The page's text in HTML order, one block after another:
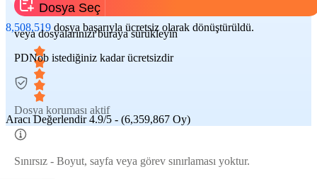
Dosya Seç
veya dosyalarınızı buraya sürükleyin
PDNob istediğiniz kadar ücretsizdir
Dosya koruması aktif
Sınırsız - Boyut, sayfa veya görev sınırlaması yoktur.
8,508,519 dosya başarıyla ücretsiz olarak dönüştürüldü.
Aracı Değerlendir 4.9/5 - (6,359,867 Oy)